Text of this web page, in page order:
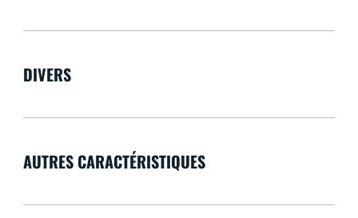
DIVERS
AUTRES CARACTÉRISTIQUES